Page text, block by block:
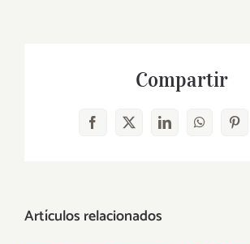
Compartir
Facebook
X LinkedInWhatsApp
Artículos relacionados